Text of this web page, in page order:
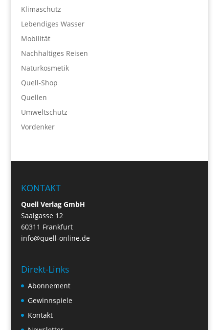
Klimaschutz
Lebendiges Wasser
Mobilität
Nachhaltiges Reisen
Naturkosmetik
Quell-Shop
Quellen
Umweltschutz
Vordenker
KONTAKT
Quell Verlag GmbH
Saalgasse 12
60311 Frankfurt
info@quell-online.de
Direkt-Links
Abonnement
Gewinnspiele
Kontakt